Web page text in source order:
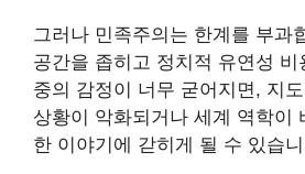
그러나 민족주의는 한계를 부과
공간을 좁히고 정치적 유연성 비
중의 감정이 너무 굳어지면, 지
상황이 악화되거나 세계 역학이
한 이야기에 갇히게 될 수 있습